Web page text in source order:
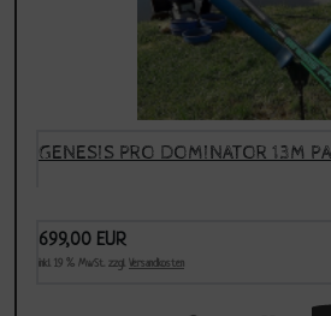
GENESIS PRO DOMINATOR 13M
699,00 EUR
inkl. 19 % MwSt. zzgl. Versandkosten